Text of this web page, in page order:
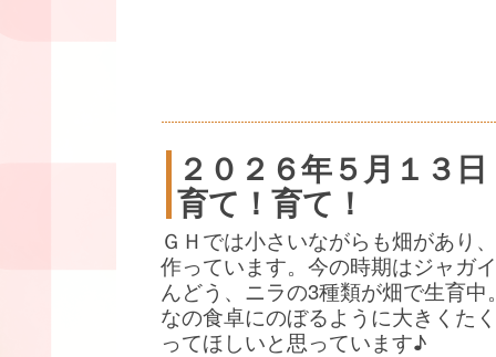
２０２６年５月１３日
育て！育て！
ＧＨでは小さいながらも畑があり
作っています。今の時期はジャガ
んどう、ニラの3種類が畑で生育中
なの食卓にのぼるように大きくた
ってほしいと思っています♪